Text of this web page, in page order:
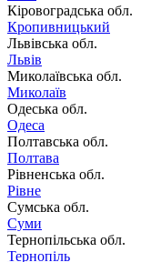
Кіровоградська обл.
Кропивницький
Львівська обл.
Львів
Миколаївська обл.
Миколаїв
Одеська обл.
Одеса
Полтавська обл.
Полтава
Рівненська обл.
Рівне
Сумська обл.
Суми
Тернопільська обл.
Тернопіль